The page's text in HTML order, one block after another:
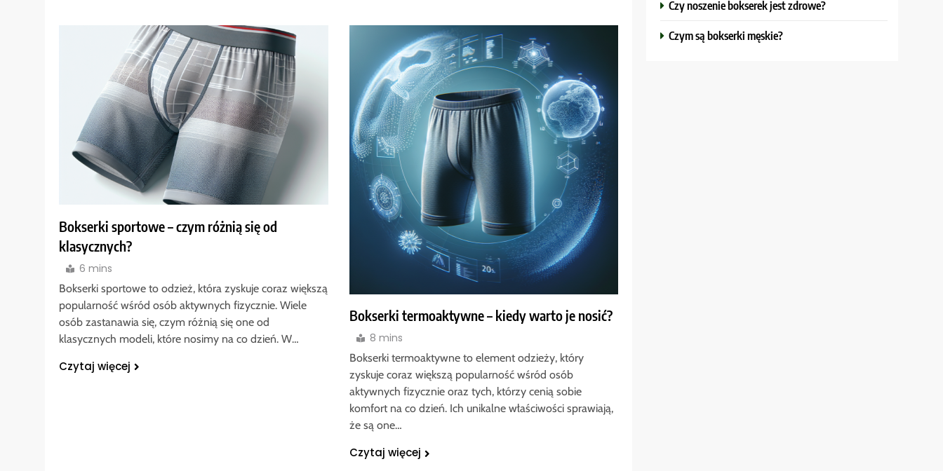
Bokserki sportowe – czym różnią się od
klasycznych?
6 mins
Bokserki sportowe to odzież, która zyskuje coraz większą
popularność wśród osób aktywnych fizycznie. Wiele
osób zastanawia się, czym różnią się one od
klasycznych modeli, które nosimy na co dzień. W…
Czytaj więcej
Bokserki termoaktywne – kiedy warto je nosić?
8 mins
Bokserki termoaktywne to element odzieży, który
zyskuje coraz większą popularność wśród osób
aktywnych fizycznie oraz tych, którzy cenią sobie
komfort na co dzień. Ich unikalne właściwości sprawiają,
że są one…
Czytaj więcej
Czy noszenie bokserek jest zdrowe?
Czym są bokserki męskie?